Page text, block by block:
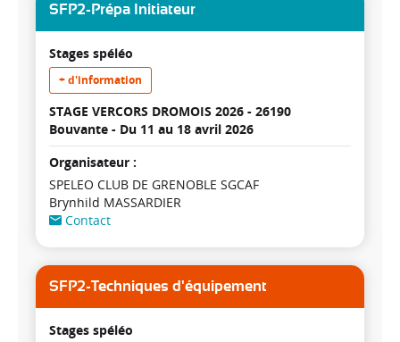
SFP2-Prépa Initiateur
Stages spéléo
+ d'information
STAGE VERCORS DROMOIS 2026 - 26190
Bouvante - Du 11 au 18 avril 2026
Organisateur :
SPELEO CLUB DE GRENOBLE SGCAF
Brynhild MASSARDIER
Contact
SFP2-Techniques d'équipement
Stages spéléo